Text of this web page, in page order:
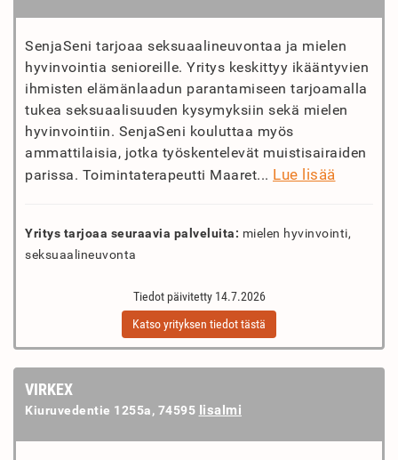
SenjaSeni tarjoaa seksuaalineuvontaa ja mielen
hyvinvointia senioreille. Yritys keskittyy ikääntyvien
ihmisten elämänlaadun parantamiseen tarjoamalla
tukea seksuaalisuuden kysymyksiin sekä mielen
hyvinvointiin. SenjaSeni kouluttaa myös
ammattilaisia, jotka työskentelevät muistisairaiden
parissa. Toimintaterapeutti Maaret... Lue lisää
Yritys tarjoaa seuraavia palveluita: mielen hyvinvointi,
seksuaalineuvonta
Tiedot päivitetty 14.7.2026
Katso yrityksen tiedot tästä
VIRKEX
Kiuruvedentie 1255a, 74595 Iisalmi